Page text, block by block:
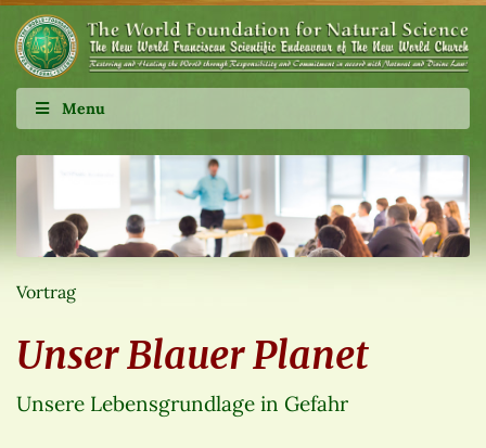
Menu
Vortrag
Unser Blauer Planet
Unsere Lebensgrundlage in Gefahr